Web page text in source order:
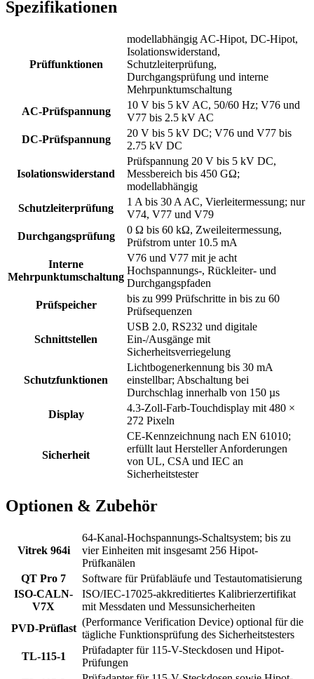
Spezifikationen
Prüffunktionen
modellabhängig AC-Hipot, DC-Hipot,
Isolationswiderstand,
Schutzleiterprüfung,
Durchgangsprüfung und interne
Mehrpunktumschaltung
AC-Prüfspannung
10 V bis 5 kV AC, 50/60 Hz; V76 und
V77 bis 2.5 kV AC
DC-Prüfspannung
20 V bis 5 kV DC; V76 und V77 bis
2.75 kV DC
Isolationswiderstand
Prüfspannung 20 V bis 5 kV DC,
Messbereich bis 450 GΩ;
modellabhängig
Schutzleiterprüfung
1 A bis 30 A AC, Vierleitermessung; nur
V74, V77 und V79
Durchgangsprüfung
0 Ω bis 60 kΩ, Zweileitermessung,
Prüfstrom unter 10.5 mA
Interne
Mehrpunktumschaltung
V76 und V77 mit je acht
Hochspannungs-, Rückleiter- und
Durchgangspfaden
Prüfspeicher
bis zu 999 Prüfschritte in bis zu 60
Prüfsequenzen
Schnittstellen
USB 2.0, RS232 und digitale
Ein-/Ausgänge mit
Sicherheitsverriegelung
Schutzfunktionen
Lichtbogenerkennung bis 30 mA
einstellbar; Abschaltung bei
Durchschlag innerhalb von 150 µs
Display
4.3-Zoll-Farb-Touchdisplay mit 480 ×
272 Pixeln
Sicherheit
CE-Kennzeichnung nach EN 61010;
erfüllt laut Hersteller Anforderungen
von UL, CSA und IEC an
Sicherheitstester
Optionen & Zubehör
Vitrek 964i
64-Kanal-Hochspannungs-Schaltsystem; bis zu
vier Einheiten mit insgesamt 256 Hipot-
Prüfkanälen
QT Pro 7
Software für Prüfabläufe und Testautomatisierung
ISO-CALN-
V7X
ISO/IEC-17025-akkreditiertes Kalibrierzertifikat
mit Messdaten und Messunsicherheiten
PVD-Prüflast
(Performance Verification Device) optional für die
tägliche Funktionsprüfung des Sicherheitstesters
TL-115-1
Prüfadapter für 115-V-Steckdosen und Hipot-
Prüfungen